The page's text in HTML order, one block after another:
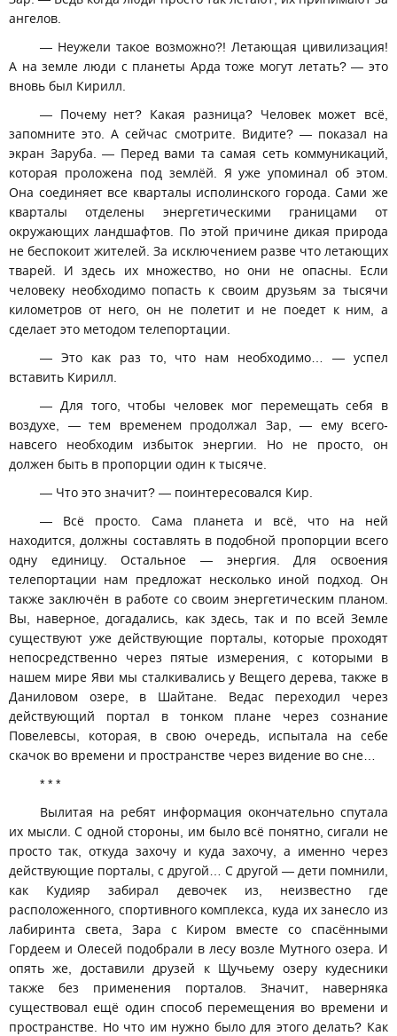
ангелов.
— Неужели такое возможно?! Летающая цивилизация!
А на земле люди с планеты Арда тоже могут летать? — это
вновь был Кирилл.
— Почему нет? Какая разница? Человек может всё,
запомните это. А сейчас смотрите. Видите? — показал на
экран Заруба. — Перед вами та самая сеть коммуникаций,
которая проложена под землёй. Я уже упоминал об этом.
Она соединяет все кварталы исполинского города. Сами же
кварталы отделены энергетическими границами от
окружающих ландшафтов. По этой причине дикая природа
не беспокоит жителей. За исключением разве что летающих
тварей. И здесь их множество, но они не опасны. Если
человеку необходимо попасть к своим друзьям за тысячи
километров от него, он не полетит и не поедет к ним, а
сделает это методом телепортации.
— Это как раз то, что нам необходимо… — успел
вставить Кирилл.
— Для того, чтобы человек мог перемещать себя в
воздухе, — тем временем продолжал Зар, — ему всего-
навсего необходим избыток энергии. Но не просто, он
должен быть в пропорции один к тысяче.
— Что это значит? — поинтересовался Кир.
— Всё просто. Сама планета и всё, что на ней
находится, должны составлять в подобной пропорции всего
одну единицу. Остальное — энергия. Для освоения
телепортации нам предложат несколько иной подход. Он
также заключён в работе со своим энергетическим планом.
Вы, наверное, догадались, как здесь, так и по всей Земле
существуют уже действующие порталы, которые проходят
непосредственно через пятые измерения, с которыми в
нашем мире Яви мы сталкивались у Вещего дерева, также в
Даниловом озере, в Шайтане. Ведас переходил через
действующий портал в тонком плане через сознание
Повелевсы, которая, в свою очередь, испытала на себе
скачок во времени и пространстве через видение во сне…
* * *
Вылитая на ребят информация окончательно спутала
их мысли. С одной стороны, им было всё понятно, сигали не
просто так, откуда захочу и куда захочу, а именно через
действующие порталы, с другой… С другой — дети помнили,
как Кудияр забирал девочек из, неизвестно где
расположенного, спортивного комплекса, куда их занесло из
лабиринта света, Зара с Киром вместе со спасёнными
Гордеем и Олесей подобрали в лесу возле Мутного озера. И
опять же, доставили друзей к Щучьему озеру кудесники
также без применения порталов. Значит, наверняка
существовал ещё один способ перемещения во времени и
пространстве. Но что им нужно было для этого делать? Как